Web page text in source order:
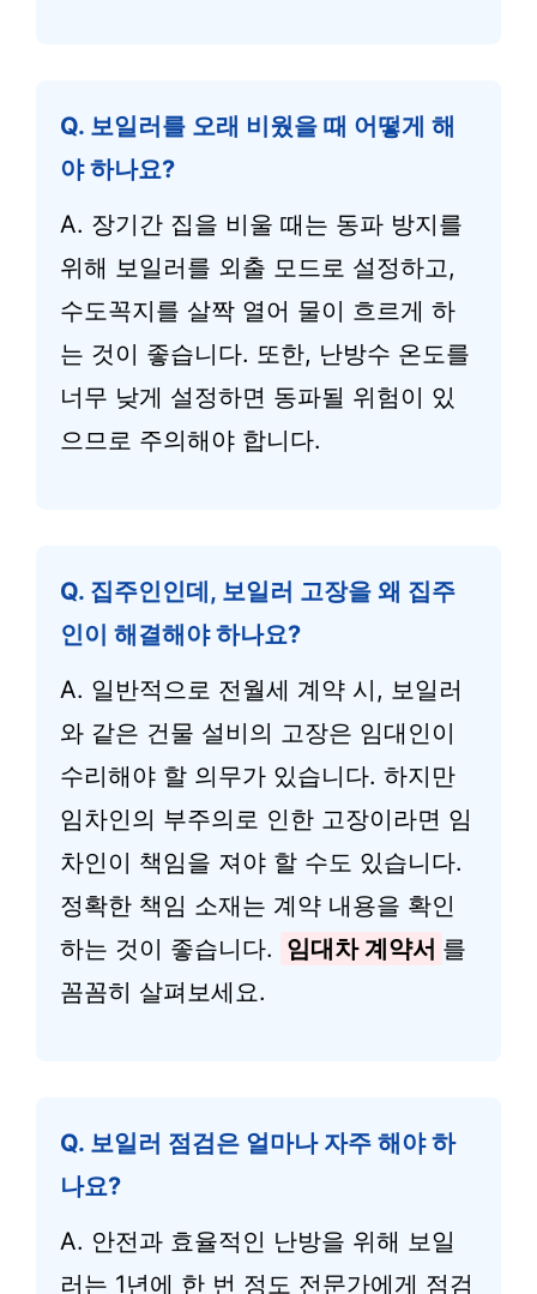
Q. 보일러를 오래 비웠을 때 어떻게 해
야 하나요?
A. 장기간 집을 비울 때는 동파 방지를
위해 보일러를 외출 모드로 설정하고,
수도꼭지를 살짝 열어 물이 흐르게 하
는 것이 좋습니다. 또한, 난방수 온도를
너무 낮게 설정하면 동파될 위험이 있
으므로 주의해야 합니다.
Q. 집주인인데, 보일러 고장을 왜 집주
인이 해결해야 하나요?
A. 일반적으로 전월세 계약 시, 보일러
와 같은 건물 설비의 고장은 임대인이
수리해야 할 의무가 있습니다. 하지만
임차인의 부주의로 인한 고장이라면 임
차인이 책임을 져야 할 수도 있습니다.
정확한 책임 소재는 계약 내용을 확인
하는 것이 좋습니다. 임대차 계약서 를
꼼꼼히 살펴보세요.
Q. 보일러 점검은 얼마나 자주 해야 하
나요?
A. 안전과 효율적인 난방을 위해 보일
러는 1년에 한 번 정도 전문가에게 점검